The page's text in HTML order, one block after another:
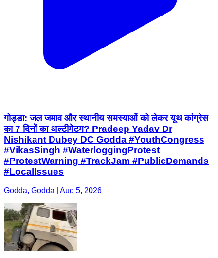
गोड्डा: जल जमाव और स्थानीय समस्याओं को लेकर यूथ कांग्रेस
का 7 दिनों का अल्टीमेटम? Pradeep Yadav Dr
Nishikant Dubey DC Godda #YouthCongress
#VikasSingh #WaterloggingProtest
#ProtestWarning #TrackJam #PublicDemands
#LocalIssues
Godda, Godda | Aug 5, 2026